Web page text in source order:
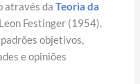
através daTeoria da
Festinger (1954).
padrões objetivos,
e opiniões